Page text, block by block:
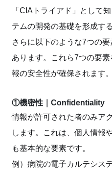
「CIAトライアド」として
テムの開発の基礎を形成す
さらに以下のような7つの
あります。これら7つの要
報の安全性が確保されます。
①機密性｜Confidentiality
情報が許可された者のみア
します。これは、個人情報
も基本的な要素です。
例）病院の電子カルテシス